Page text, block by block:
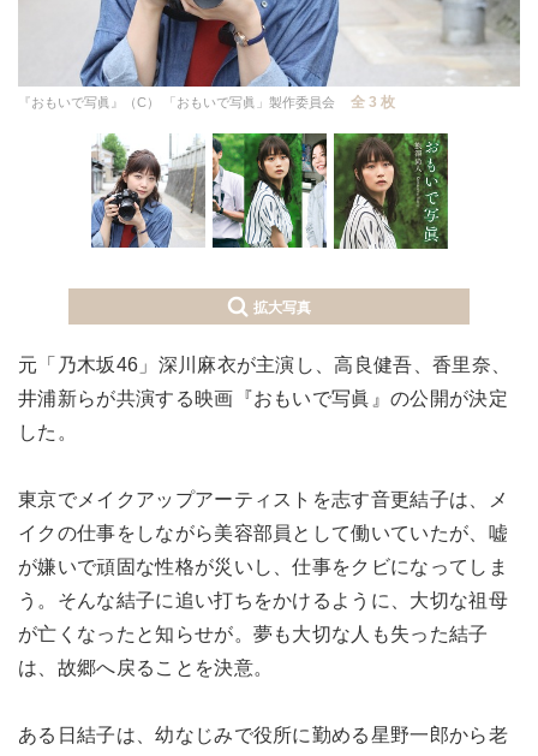
『おもいで写眞』（C） 「おもいで写眞」製作委員会 全 3 枚
拡大写真
元「乃木坂46」深川麻衣が主演し、高良健吾、香里奈、
井浦新らが共演する映画『おもいで写眞』の公開が決定
した。
東京でメイクアップアーティストを志す音更結子は、メ
イクの仕事をしながら美容部員として働いていたが、嘘
が嫌いで頑固な性格が災いし、仕事をクビになってしま
う。そんな結子に追い打ちをかけるように、大切な祖母
が亡くなったと知らせが。夢も大切な人も失った結子
は、故郷へ戻ることを決意。
ある日結子は、幼なじみで役所に勤める星野一郎から老